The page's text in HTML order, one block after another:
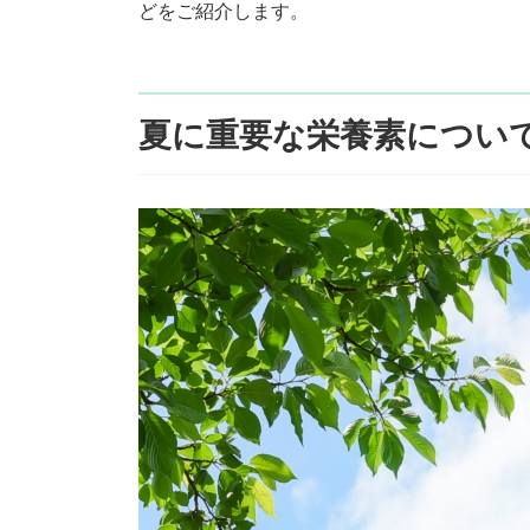
:
どをご紹介します。
夏に重要な栄養素につい